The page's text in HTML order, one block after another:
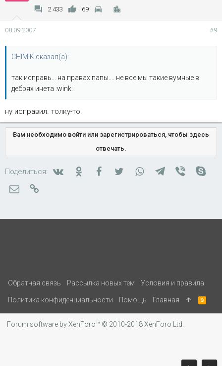
2 433 69
08.09.2007 #9
CHIMIK сказал(а):
так исправь... на правах папы.... не все мы такие вумные в
дебрях инета :wink:
ну исправил. толку-то.
Вам необходимо войти или зарегистрироваться, чтобы здесь
отвечать.
Поделиться: ВконтактеОдноклассники
FacebookTwitterWhatsAppTelegram
Viber
Электронная почта
Обратная связь Рассылка новых тем Условия и правила
Политика конфиденциальности Помощь Главная
R
S
Forum software by XenForo™ © 2010-2018 XenForo Ltd.